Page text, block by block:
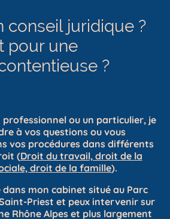
conseil juridique ?
pour une
?
professionnel ou un particulier, je
à vos questions ou vous
vos procédures dans différents
(Droit du travail, droit de la
droit de la famille).
dans mon cabinet situé au Parc
Priest et peux intervenir sur
Rhône Alpes et plus largement